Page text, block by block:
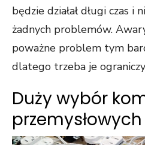
będzie działał długi czas i
żadnych problemów.
poważne problem tym
dlatego trzeba je
Duży wybór
przemysłowych